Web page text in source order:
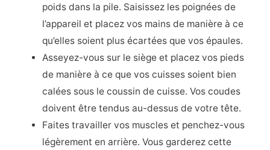
poids dans la pile. Saisissez les poignées de
l’appareil et placez vos mains de manière à ce
qu’elles soient plus écartées que vos épaules.
Asseyez-vous sur le siège et placez vos pieds
de manière à ce que vos cuisses soient bien
calées sous le coussin de cuisse. Vos coudes
doivent être tendus au-dessus de votre tête.
Faites travailler vos muscles et penchez-vous
légèrement en arrière. Vous garderez cette